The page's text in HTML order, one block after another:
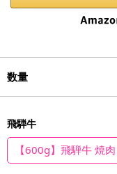
数量
飛騨牛
【600g】飛騨牛 焼肉